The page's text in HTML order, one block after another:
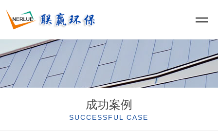
成功案例
SUCCESSFUL CASE